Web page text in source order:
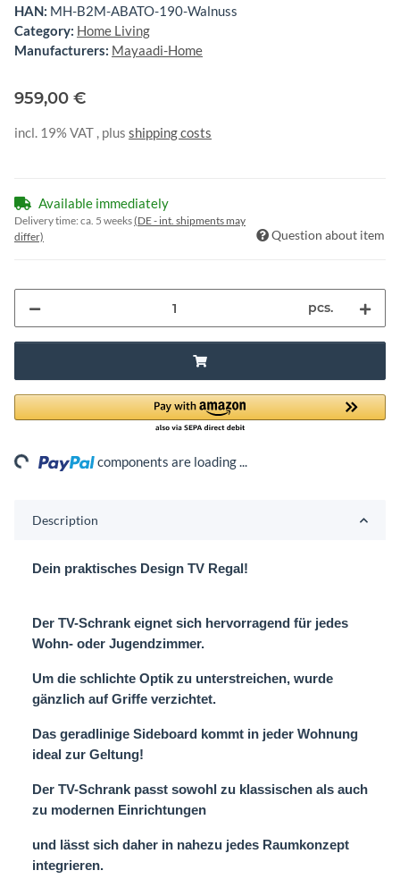
HAN: MH-B2M-ABATO-190-Walnuss
Category: Home Living
Manufacturers: Mayaadi-Home
959,00 €
incl. 19% VAT , plus shipping costs
Available immediately
Delivery time: ca. 5 weeks(DE - int. shipments may
differ)
Question about item
pcs.
components are loading ...
Description
Dein praktisches Design TV Regal!
Der TV-Schrank eignet sich hervorragend für jedes
Wohn- oder Jugendzimmer.
Um die schlichte Optik zu unterstreichen, wurde
gänzlich auf Griffe verzichtet.
Das geradlinige Sideboard kommt in jeder Wohnung
ideal zur Geltung!
Der TV-Schrank passt sowohl zu klassischen als auch
zu modernen Einrichtungen
und lässt sich daher in nahezu jedes Raumkonzept
integrieren.